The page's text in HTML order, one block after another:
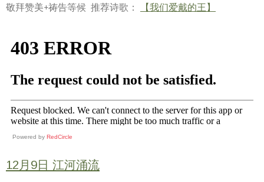
敬拜赞美+祷告等候 推荐诗歌： 【我们爱戴的王】
Powered by RedCircle
12月9日 江河涌流